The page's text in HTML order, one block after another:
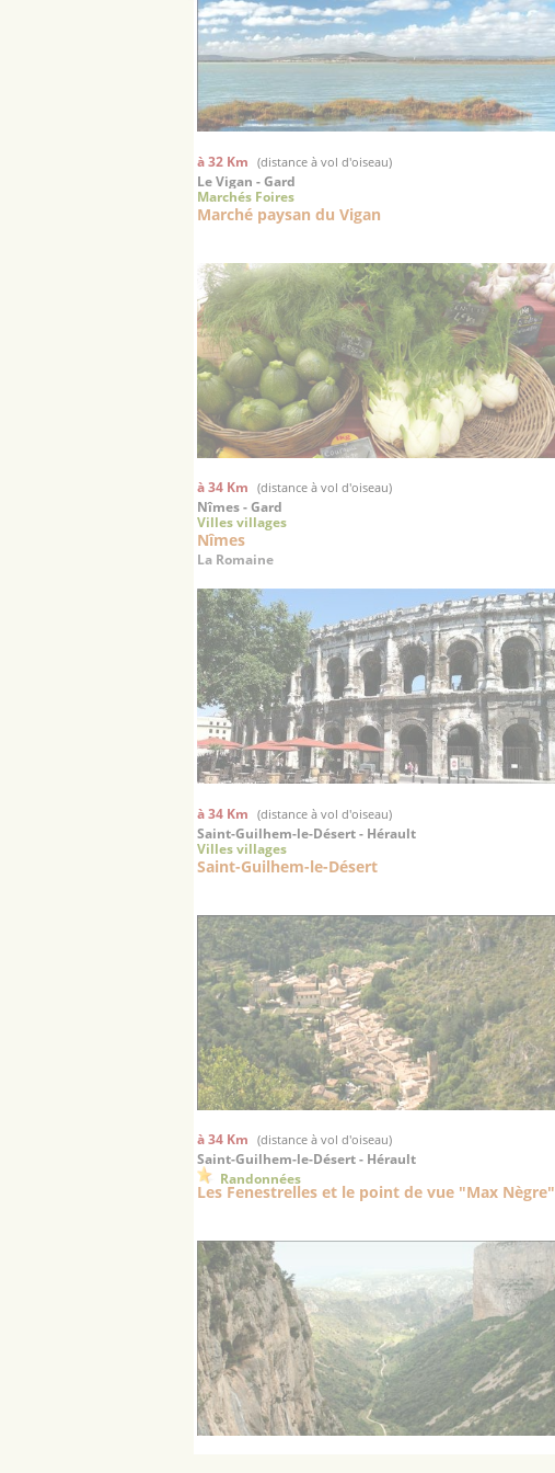
à 32 Km (distance à vol d'oiseau)
Le Vigan - Gard
Marchés Foires
Marché paysan du Vigan
à 34 Km (distance à vol d'oiseau)
Nîmes - Gard
Villes villages
Nîmes
La Romaine
à 34 Km (distance à vol d'oiseau)
Saint-Guilhem-le-Désert - Hérault
Villes villages
Saint-Guilhem-le-Désert
à 34 Km (distance à vol d'oiseau)
Saint-Guilhem-le-Désert - Hérault
Randonnées
Les Fenestrelles et le point de vue "Max Nègre"